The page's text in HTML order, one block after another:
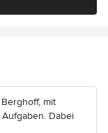
mit
Dabei